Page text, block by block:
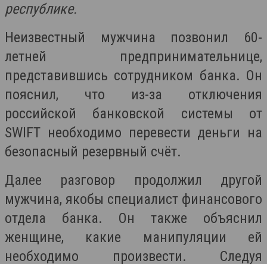
республике.
Неизвестный мужчина позвонил 60-
летней предпринимательнице,
представившись сотрудником банка. Он
пояснил, что из-за отключения
российской банковской системы от
SWIFT необходимо перевести деньги на
безопасный резервный счёт.
Далее разговор продолжил другой
мужчина, якобы специалист финансового
отдела банка. Он также объяснил
женщине, какие манипуляции ей
необходимо произвести. Следуя